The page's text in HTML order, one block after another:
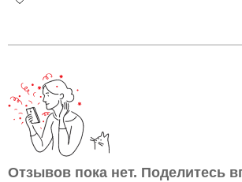
Отзывов пока нет. Поделитесь